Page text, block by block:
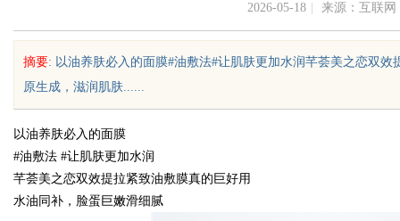
2026-05-18 来源：互联网
摘要: 以油养肤必入的面膜#油敷法#让肌肤更加水润芊荟美之恋双
原生成，滋润肌肤......
以油养肤必入的面膜
#油敷法 #让肌肤更加水润
芊荟美之恋双效提拉紧致油敷膜真的巨好用
水油同补，脸蛋巨嫩滑细腻
展与应用前景深度解
现状